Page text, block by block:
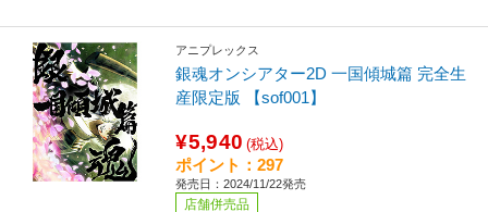
アニプレックス
銀魂オンシアター2D 一国傾城篇 完全生
産限定版 【sof001】
¥5,940 (税込)
ポイント：297
発売日：2024/11/22発売
店舗併売品